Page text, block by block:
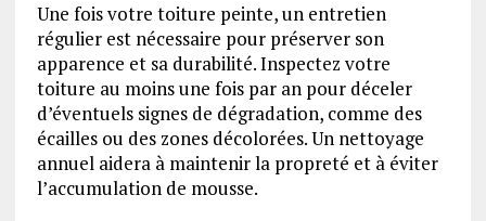
Une fois votre toiture peinte, un entretien
régulier est nécessaire pour préserver son
apparence et sa durabilité. Inspectez votre
toiture au moins une fois par an pour déceler
d’éventuels signes de dégradation, comme des
écailles ou des zones décolorées. Un nettoyage
annuel aidera à maintenir la propreté et à éviter
l’accumulation de mousse.